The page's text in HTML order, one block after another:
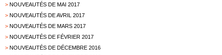
> NOUVEAUTÉS DE MAI 2017
> NOUVEAUTÉS DE AVRIL 2017
> NOUVEAUTÉS DE MARS 2017
> NOUVEAUTÉS DE FÉVRIER 2017
> NOUVEAUTÉS DE DÉCEMBRE 2016